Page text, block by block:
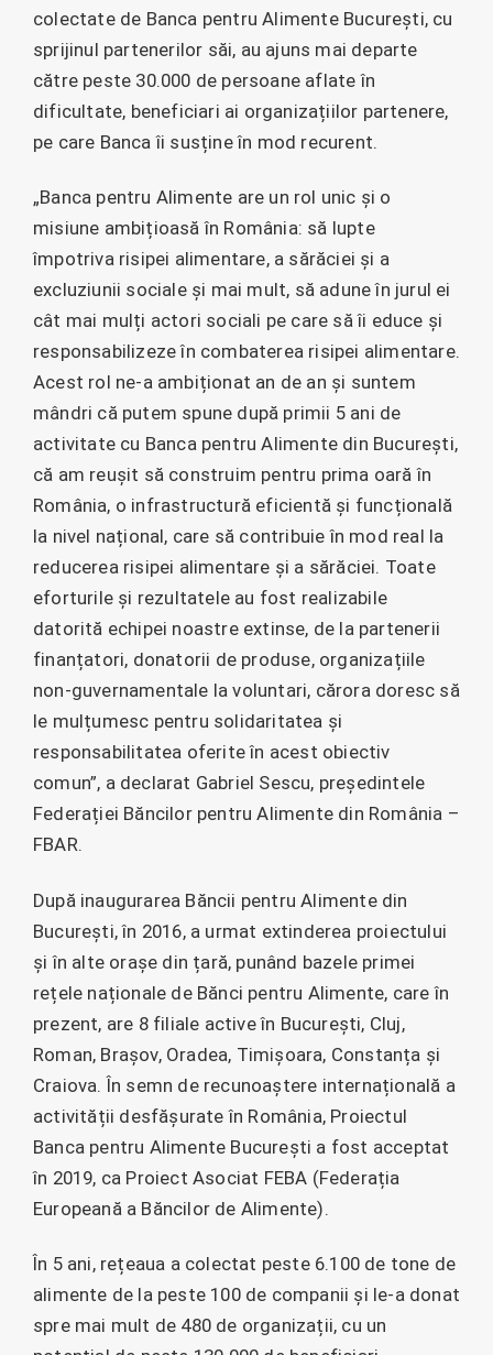
colectate de Banca pentru Alimente București, cu
sprijinul partenerilor săi, au ajuns mai departe
către peste 30.000 de persoane aflate în
dificultate, beneficiari ai organizațiilor partenere,
pe care Banca îi susține în mod recurent.
„Banca pentru Alimente are un rol unic și o
misiune ambițioasă în România: să lupte
împotriva risipei alimentare, a sărăciei și a
excluziunii sociale și mai mult, să adune în jurul ei
cât mai mulți actori sociali pe care să îi educe și
responsabilizeze în combaterea risipei alimentare.
Acest rol ne-a ambiționat an de an și suntem
mândri că putem spune după primii 5 ani de
activitate cu Banca pentru Alimente din București,
că am reușit să construim pentru prima oară în
România, o infrastructură eficientă și funcțională
la nivel național, care să contribuie în mod real la
reducerea risipei alimentare și a sărăciei. Toate
eforturile și rezultatele au fost realizabile
datorită echipei noastre extinse, de la partenerii
finanțatori, donatorii de produse, organizațiile
non-guvernamentale la voluntari, cărora doresc să
le mulțumesc pentru solidaritatea și
responsabilitatea oferite în acest obiectiv
comun”, a declarat Gabriel Sescu, președintele
Federației Băncilor pentru Alimente din România –
FBAR.
După inaugurarea Băncii pentru Alimente din
București, în 2016, a urmat extinderea proiectului
și în alte orașe din țară, punând bazele primei
rețele naționale de Bănci pentru Alimente, care în
prezent, are 8 filiale active în București, Cluj,
Roman, Brașov, Oradea, Timișoara, Constanța și
Craiova. În semn de recunoaștere internațională a
activității desfășurate în România, Proiectul
Banca pentru Alimente București a fost acceptat
în 2019, ca Proiect Asociat FEBA (Federația
Europeană a Băncilor de Alimente).
În 5 ani, rețeaua a colectat peste 6.100 de tone de
alimente de la peste 100 de companii și le-a donat
spre mai mult de 480 de organizații, cu un